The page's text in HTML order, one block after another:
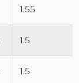
1.55
1.5
1.5